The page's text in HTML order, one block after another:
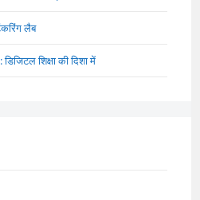
लैब
शिक्षा की दिशा में